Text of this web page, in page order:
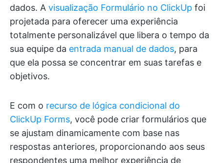
dados. A visualização Formulário no ClickUp foi
projetada para oferecer uma experiência
totalmente personalizável que libera o tempo da
sua equipe da entrada manual de dados, para
que ela possa se concentrar em suas tarefas e
objetivos.
E com o recurso de lógica condicional do
ClickUp Forms, você pode criar formulários que
se ajustam dinamicamente com base nas
respostas anteriores, proporcionando aos seus
respondentes uma melhor experiência de